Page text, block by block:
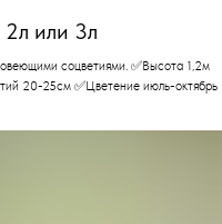
2л или 3л
соцветиями. ✅Высота 1,2м
20-25см ✅Цветение июль-октябрь